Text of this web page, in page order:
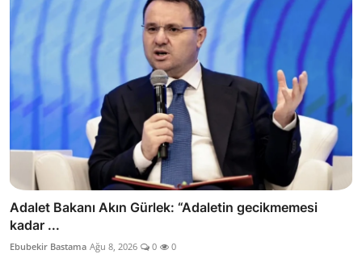
Adalet Bakanı Akın Gürlek: “Adaletin gecikmemesi
kadar ...
Ebubekir Bastama Ağu 8, 2026 0 0